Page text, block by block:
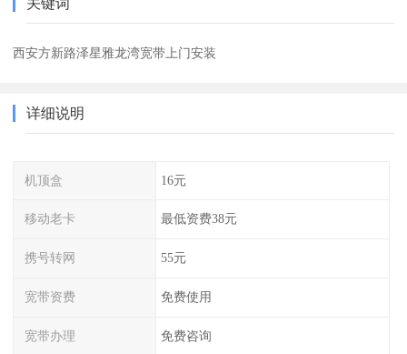
关键词
西安方新路泽星雅龙湾宽带上门安装
详细说明
机顶盒 16元
移动老卡 最低资费38元
携号转网 55元
宽带资费 免费使用
宽带办理 免费咨询